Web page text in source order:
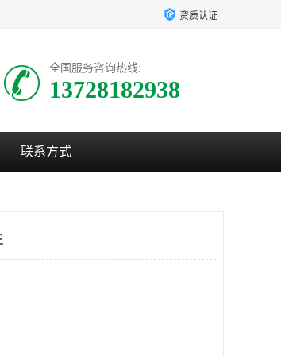
资质认证
全国服务咨询热线:
13728182938
联系方式